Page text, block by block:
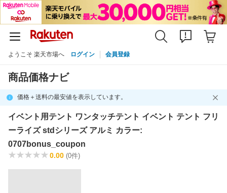
ようこそ 楽天市場へ ログイン 会員登録
商品価格ナビ
価格＋送料の最安値を表示しています。
イベント用テント ワンタッチテント イベント テント フリ
ーライズ stdシリーズ アルミ カラー:
0707bonus_coupon
0.00 (0件)